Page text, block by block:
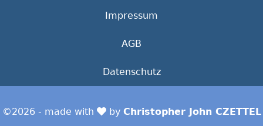
Impressum
AGB
Datenschutz
©2026 - made with by Christopher John CZETTEL